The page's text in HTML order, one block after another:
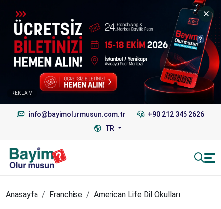
REKLAM
info@bayimolurmusun.com.tr
+90 212 346 2626
TR
Anasayfa Franchise American Life Dil Okulları